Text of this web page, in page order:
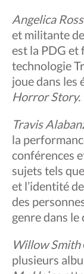
Angelica Ross
et militante
est la PDG et
technologie
joue dans les
Horror Story.
Travis
la
conférences
sujets tels
et l’identité
des
genre dans
Willow Smith
plusieurs